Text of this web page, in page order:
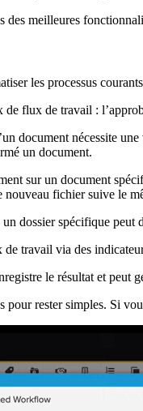
des meilleures
les processus
flux de travail :
document nécessite
un document.
sur un document
nouveau fichier suive le
dossier spécifique
travail via des
le résultat et peut
rester simples. Si